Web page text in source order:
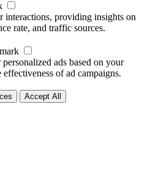
providing insights on
rate, and traffic sources.
ads based on your
of ad campaigns.
Accept All